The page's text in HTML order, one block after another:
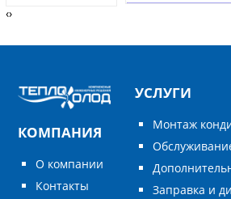
‹›
КОМПАНИЯ
О компании
Контакты
УСЛУГИ
Монтаж
Заправка и